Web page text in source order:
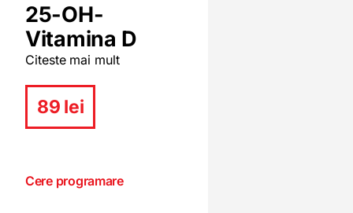
25-OH-
Vitamina D
Citeste mai mult
89 lei
Cere programare